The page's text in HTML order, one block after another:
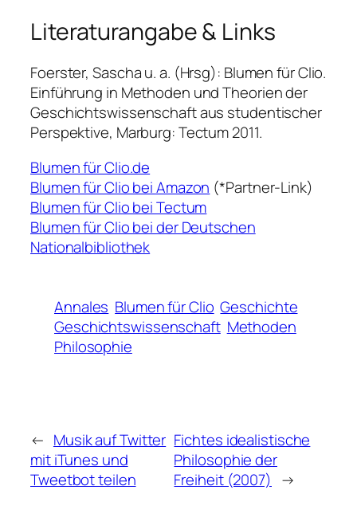
Literaturangabe & Links
Foerster, Sascha u. a. (Hrsg): Blumen für Clio.
Einführung in Methoden und Theorien der
Geschichtswissenschaft aus studentischer
Perspektive, Marburg: Tectum 2011.
Blumen für Clio.de
Blumen für Clio bei Amazon (*Partner-Link)
Blumen für Clio bei Tectum
Blumen für Clio bei der Deutschen
Nationalbibliothek
Annales Blumen für Clio Geschichte
Geschichtswissenschaft Methoden
Philosophie
← Musik auf Twitter
mit iTunes und
Tweetbot teilen
Fichtes idealistische
Philosophie der
Freiheit (2007) →